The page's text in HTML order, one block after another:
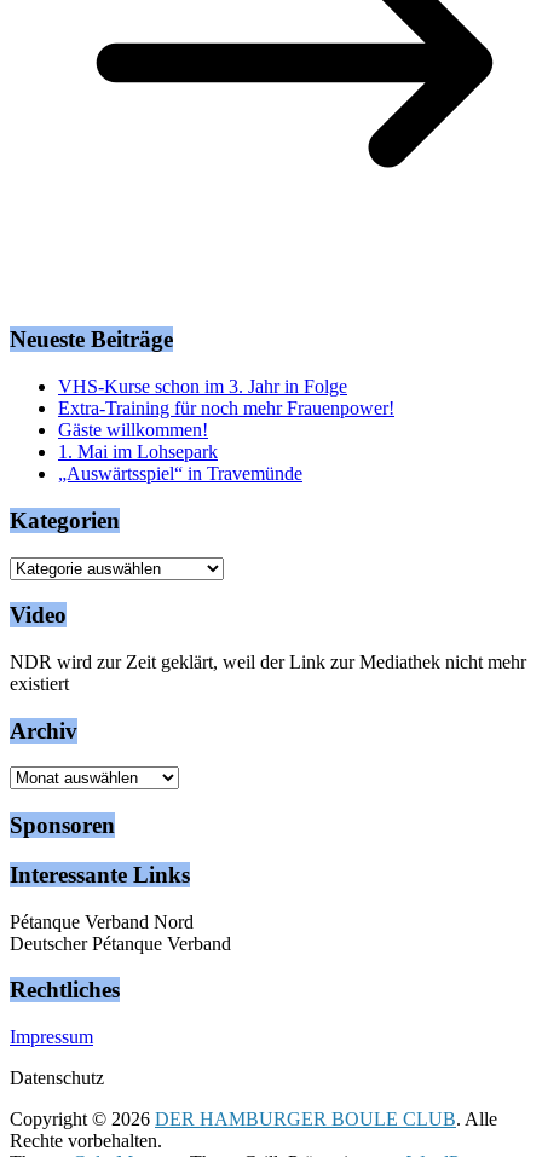
Neueste Beiträge
VHS-Kurse schon im 3. Jahr in Folge
Extra-Training für noch mehr Frauenpower!
Gäste willkommen!
1. Mai im Lohsepark
„Auswärtsspiel“ in Travemünde
Kategorien
Kategorien
Video
NDR wird zur Zeit geklärt, weil der Link zur Mediathek nicht mehr
existiert
Archiv
Archiv
Sponsoren
Interessante Links
Pétanque Verband Nord
Deutscher Pétanque Verband
Rechtliches
Impressum
Datenschutz
Copyright © 2026 DER HAMBURGER BOULE CLUB. Alle
Rechte vorbehalten.